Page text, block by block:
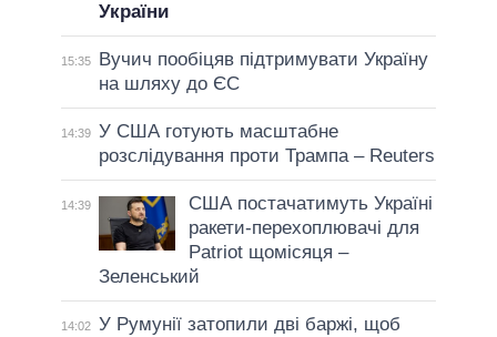
України
15:35
Вучич пообіцяв підтримувати Україну
на шляху до ЄС
14:39 У США готують масштабне
розслідування проти Трампа – Reuters
14:39
США постачатимуть Україні
ракети-перехоплювачі для
Patriot щомісяця –
Зеленський
14:02 У Румунії затопили дві баржі, щоб